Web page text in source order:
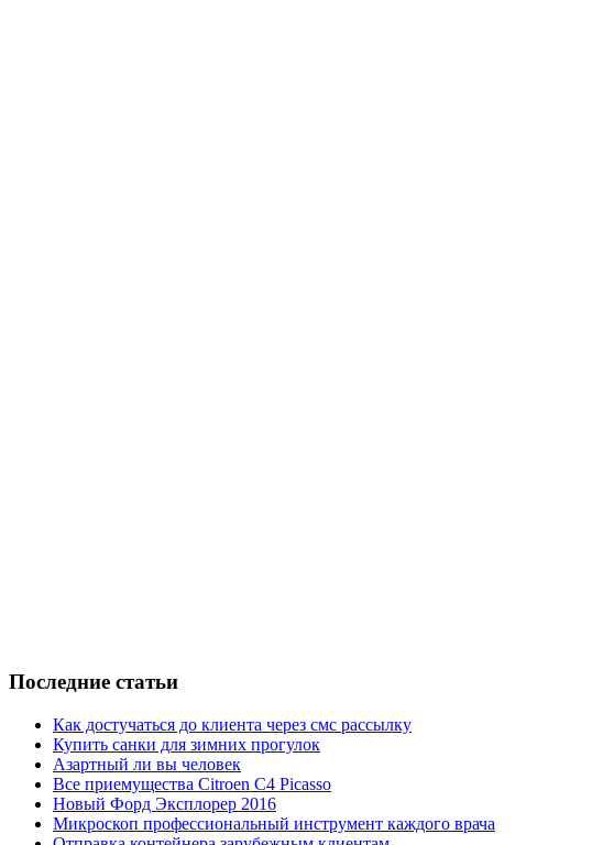
Последние статьи
Как достучаться до клиента через смс рассылку
Купить санки для зимних прогулок
Азартный ли вы человек
Все приемущества Сitroen C4 Picasso
Новый Форд Эксплорер 2016
Микроскоп профессиональный инструмент каждого врача